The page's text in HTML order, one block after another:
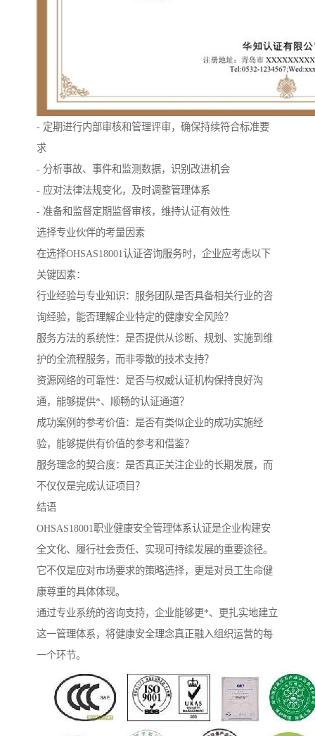
- 定期进行内部审核和管理评审，确保持续符合标准要
求
- 分析事故、事件和监测数据，识别改进机会
- 应对法律法规变化，及时调整管理体系
- 准备和监督定期监督审核，维持认证有效性
选择专业伙伴的考量因素
在选择OHSAS18001认证咨询服务时，企业应考虑以下
关键因素：
行业经验与专业知识：服务团队是否具备相关行业的咨
询经验，能否理解企业特定的健康安全风险？
服务方法的系统性：是否提供从诊断、规划、实施到维
护的全流程服务，而非零散的技术支持？
资源网络的可靠性：是否与权威认证机构保持良好沟
通，能够提供*、顺畅的认证通道？
成功案例的参考价值：是否有类似企业的成功实施经
验，能够提供有价值的参考和借鉴？
服务理念的契合度：是否真正关注企业的长期发展，而
不仅仅是完成认证项目？
结语
OHSAS18001职业健康安全管理体系认证是企业构建安
全文化、履行社会责任、实现可持续发展的重要途径。
它不仅是应对市场要求的策略选择，更是对员工生命健
康尊重的具体体现。
通过专业系统的咨询支持，企业能够更*、更扎实地建立
这一管理体系，将健康安全理念真正融入组织运营的每
一个环节。